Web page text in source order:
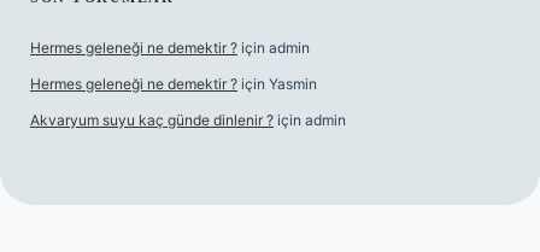
Hermes geleneği ne demektir ? için admin
Hermes geleneği ne demektir ? için Yasmin
Akvaryum suyu kaç günde dinlenir ? için admin